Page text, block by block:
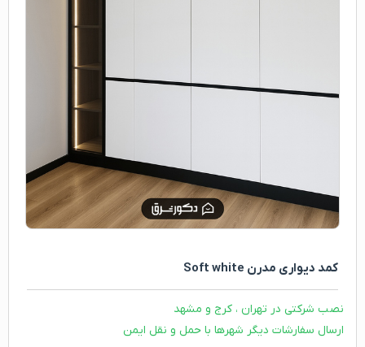
کمد دیواری مدرن Soft white
نصب شرکتی در تهران ، کرج و مشهد
ارسال سفارشات دیگر شهرها با حمل و نقل ایمن